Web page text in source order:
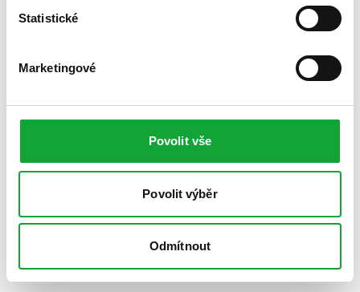
Statistické
Marketingové
Povolit vše
Povolit výběr
Odmítnout